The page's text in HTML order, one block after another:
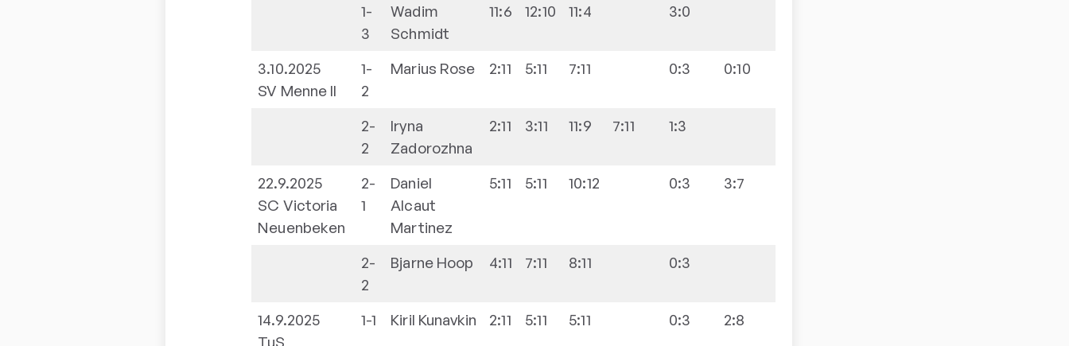
1-
3
Wadim
Schmidt
11:6 12:10 11:4 3:0
3.10.2025
SV Menne II
1-
2
Marius Rose 2:11 5:11 7:11 0:3 0:10
2-
2
Iryna
Zadorozhna
2:11 3:11 11:9 7:11 1:3
22.9.2025
SC Victoria
Neuenbeken
2-
1
Daniel
Alcaut
Martinez
5:11 5:11 10:12 0:3 3:7
2-
2
Bjarne Hoop 4:11 7:11 8:11 0:3
14.9.2025
TuS
1-1 Kiril Kunavkin 2:11 5:11 5:11 0:3 2:8